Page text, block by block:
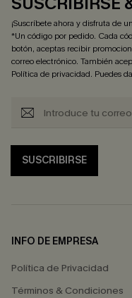
¡Suscríbete ahora y disfruta de
*Un código por pedido. Cada
botón, aceptas recibir
correo electrónico. También
Política de privacidad. Puedes
SUSCRIBIRSE
INFO DE EMPRESA
Política de Privacidad
Términos & Condiciones